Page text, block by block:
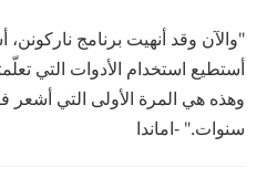
"والآن وقد أنهيت برنامج
أستطيع استخدام الأدوات التي
سنوات." -اماندا